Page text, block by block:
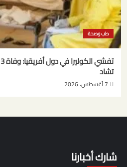
طب وصحة
تشاد
7 أغسطس، 2026
شارك أخبارنا